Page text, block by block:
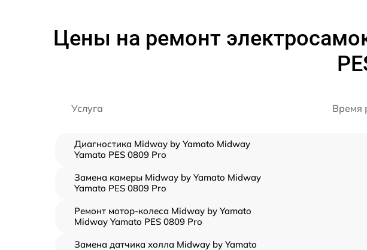
Цены на ремонт
Услуга Время
Диагностика Midway by Yamato Midway
Yamato PES 0809 Pro
Замена камеры Midway by Yamato Midway
Yamato PES 0809 Pro
Ремонт мотор-колеса Midway by Yamato
Midway Yamato PES 0809 Pro
Замена датчика холла Midway by Yamato